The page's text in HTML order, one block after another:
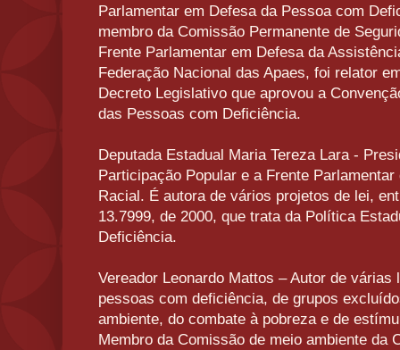
Parlamentar em Defesa da Pessoa com
membro da Comissão Permanente de
Frente Parlamentar em Defesa da
Federação Nacional das Apaes, foi relator
Decreto Legislativo que aprovou a
das Pessoas com Deficiência.
Deputada Estadual Maria Tereza Lara -
Participação Popular e a Frente
Racial. É autora de vários projetos de lei,
13.7999, de 2000, que trata da Política
Deficiência.
Vereador Leonardo Mattos – Autor de
pessoas com deficiência, de grupos
ambiente, do combate à pobreza e de
Membro da Comissão de meio ambiente da